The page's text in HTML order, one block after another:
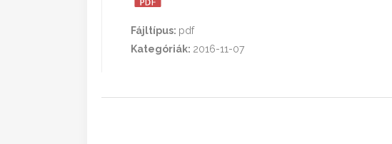
Fájltípus: pdf
Kategóriák: 2016-11-07